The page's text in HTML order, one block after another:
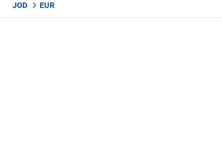
JOD EUR